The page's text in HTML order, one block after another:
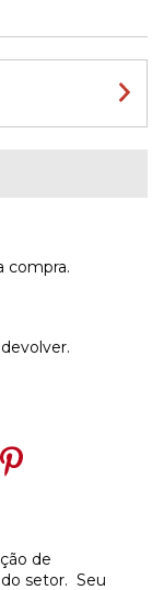
compra.
de
setor. Seu